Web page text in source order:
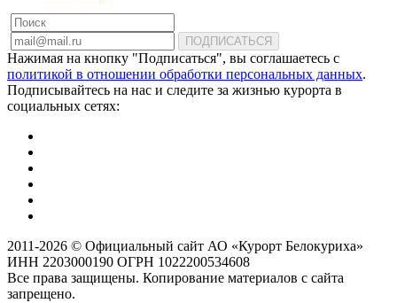
ПОДПИСАТЬСЯ
Нажимая на кнопку "Подписаться", вы соглашаетесь с
политикой в отношении обработки персональных данных.
Подписывайтесь на нас и следите за жизнью курорта в
социальных сетях:
2011-2026 © Официальный сайт АО «Курорт Белокуриха»
ИНН 2203000190 ОГРН 1022200534608
Все права защищены. Копирование материалов с сайта
запрещено.